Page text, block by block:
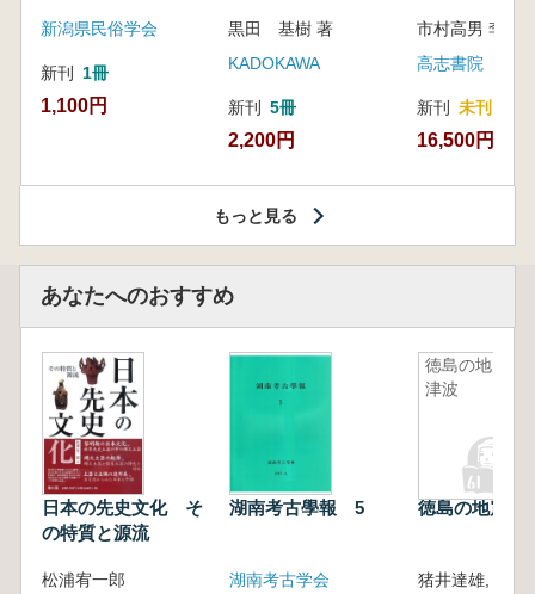
新潟県民俗学会
新刊 1冊
1,100円
黒田 基樹 著
KADOKAWA
新刊 5冊
2,200円
高志書院
新刊 未刊
16,500円
もっと見る
あなたへのおすすめ
日本の先史文化 そ
の特質と源流
松浦宥一郎
湖南考古學報 5
湖南考古学会
徳島の地震
津波
徳島の地震津